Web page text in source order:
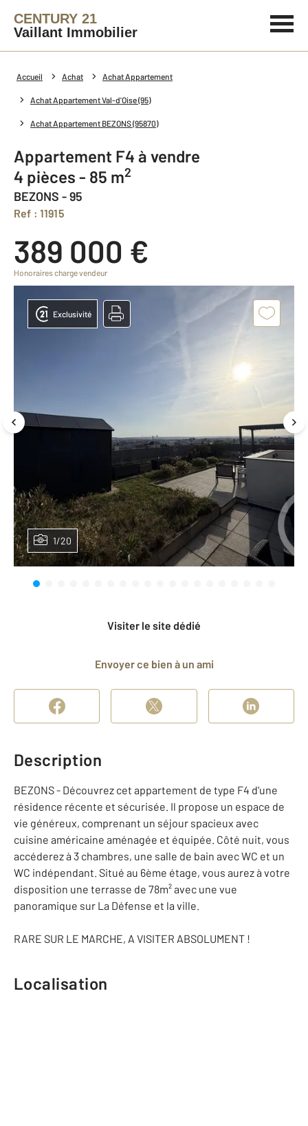
CENTURY 21
Vaillant Immobilier
Accueil Achat Achat Appartement
Achat Appartement Val-d'Oise (95)
Achat Appartement BEZONS (95870)
Appartement F4 à vendre
4 pièces - 85 m2
BEZONS - 95
Ref : 11915
389 000 €
Honoraires charge vendeur
1/20
Exclusivité
Visiter le site dédié
Envoyer ce bien à un ami
Description
BEZONS - Découvrez cet appartement de type F4 d'une
résidence récente et sécurisée. Il propose un espace de
vie généreux, comprenant un séjour spacieux avec
cuisine américaine aménagée et équipée. Côté nuit, vous
accéderez à 3 chambres, une salle de bain avec WC et un
WC indépendant. Situé au 6ème étage, vous aurez à votre
disposition une terrasse de 78m² avec une vue
panoramique sur La Défense et la ville.
RARE SUR LE MARCHE, A VISITER ABSOLUMENT !
Localisation